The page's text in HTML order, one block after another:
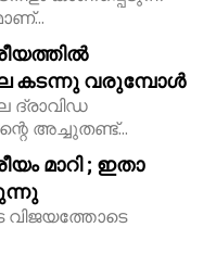
കടന്നു വരുമ്പോൾ
ദ്രാവിഡ
അച്ചുതണ്ട്...
മാറി ; ഇതാ
വിജയത്തോടെ